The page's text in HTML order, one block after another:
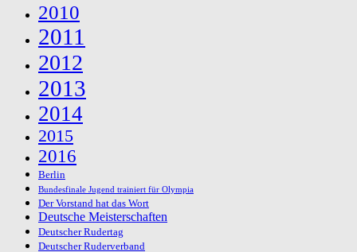
2010
2011
2012
2013
2014
2015
2016
Berlin
Bundesfinale Jugend trainiert für Olympia
Der Vorstand hat das Wort
Deutsche Meisterschaften
Deutscher Rudertag
Deutscher Ruderverband